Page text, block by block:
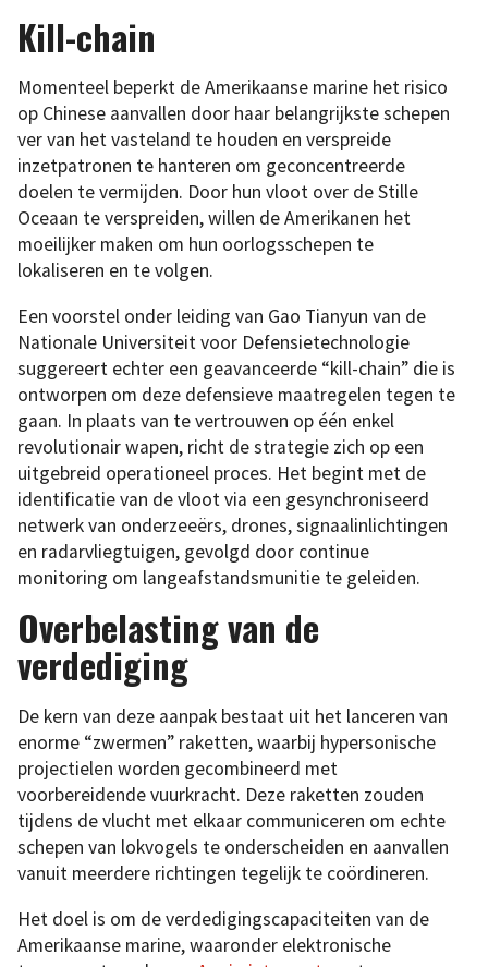
Kill-chain
Momenteel beperkt de Amerikaanse marine het risico
op Chinese aanvallen door haar belangrijkste schepen
ver van het vasteland te houden en verspreide
inzetpatronen te hanteren om geconcentreerde
doelen te vermijden. Door hun vloot over de Stille
Oceaan te verspreiden, willen de Amerikanen het
moeilijker maken om hun oorlogsschepen te
lokaliseren en te volgen.
Een voorstel onder leiding van Gao Tianyun van de
Nationale Universiteit voor Defensietechnologie
suggereert echter een geavanceerde “kill-chain” die is
ontworpen om deze defensieve maatregelen tegen te
gaan. In plaats van te vertrouwen op één enkel
revolutionair wapen, richt de strategie zich op een
uitgebreid operationeel proces. Het begint met de
identificatie van de vloot via een gesynchroniseerd
netwerk van onderzeeërs, drones, signaalinlichtingen
en radarvliegtuigen, gevolgd door continue
monitoring om langeafstandsmunitie te geleiden.
Overbelasting van de
verdediging
De kern van deze aanpak bestaat uit het lanceren van
enorme “zwermen” raketten, waarbij hypersonische
projectielen worden gecombineerd met
voorbereidende vuurkracht. Deze raketten zouden
tijdens de vlucht met elkaar communiceren om echte
schepen van lokvogels te onderscheiden en aanvallen
vanuit meerdere richtingen tegelijk te coördineren.
Het doel is om de verdedigingscapaciteiten van de
Amerikaanse marine, waaronder elektronische